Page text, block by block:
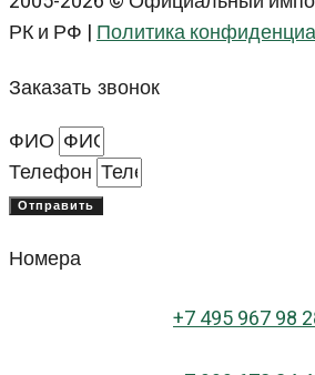
РК и РФ |Политика
Заказать звонок
ФИО
Телефон
Отправить
Номера
+7 495 967 98